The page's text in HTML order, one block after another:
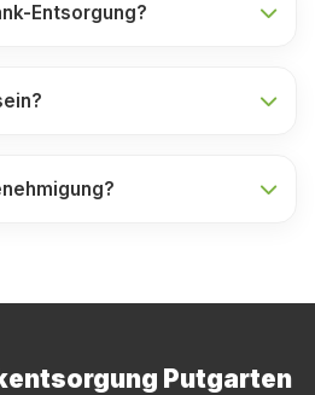
Entsorgung?
Putgarten